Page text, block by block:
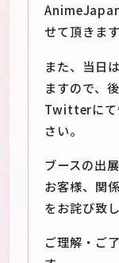
せて頂きま
また、当日
ますので、
Twitterにて
さい。
ブースの出
お客様、関
をお詫び致し
ご理解・ご